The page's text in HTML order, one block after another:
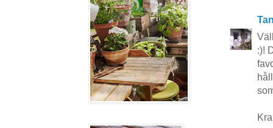
:)!